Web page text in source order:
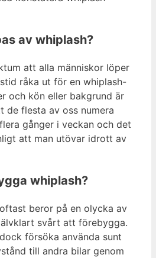
av whiplash?
att alla människor löper
råka ut för en whiplash-
och kön eller bakgrund är
de flesta av oss numera
gånger i veckan och det
att man utövar idrott av
whiplash?
beror på en olycka av
svårt att förebygga.
försöka använda sunt
till andra bilar genom